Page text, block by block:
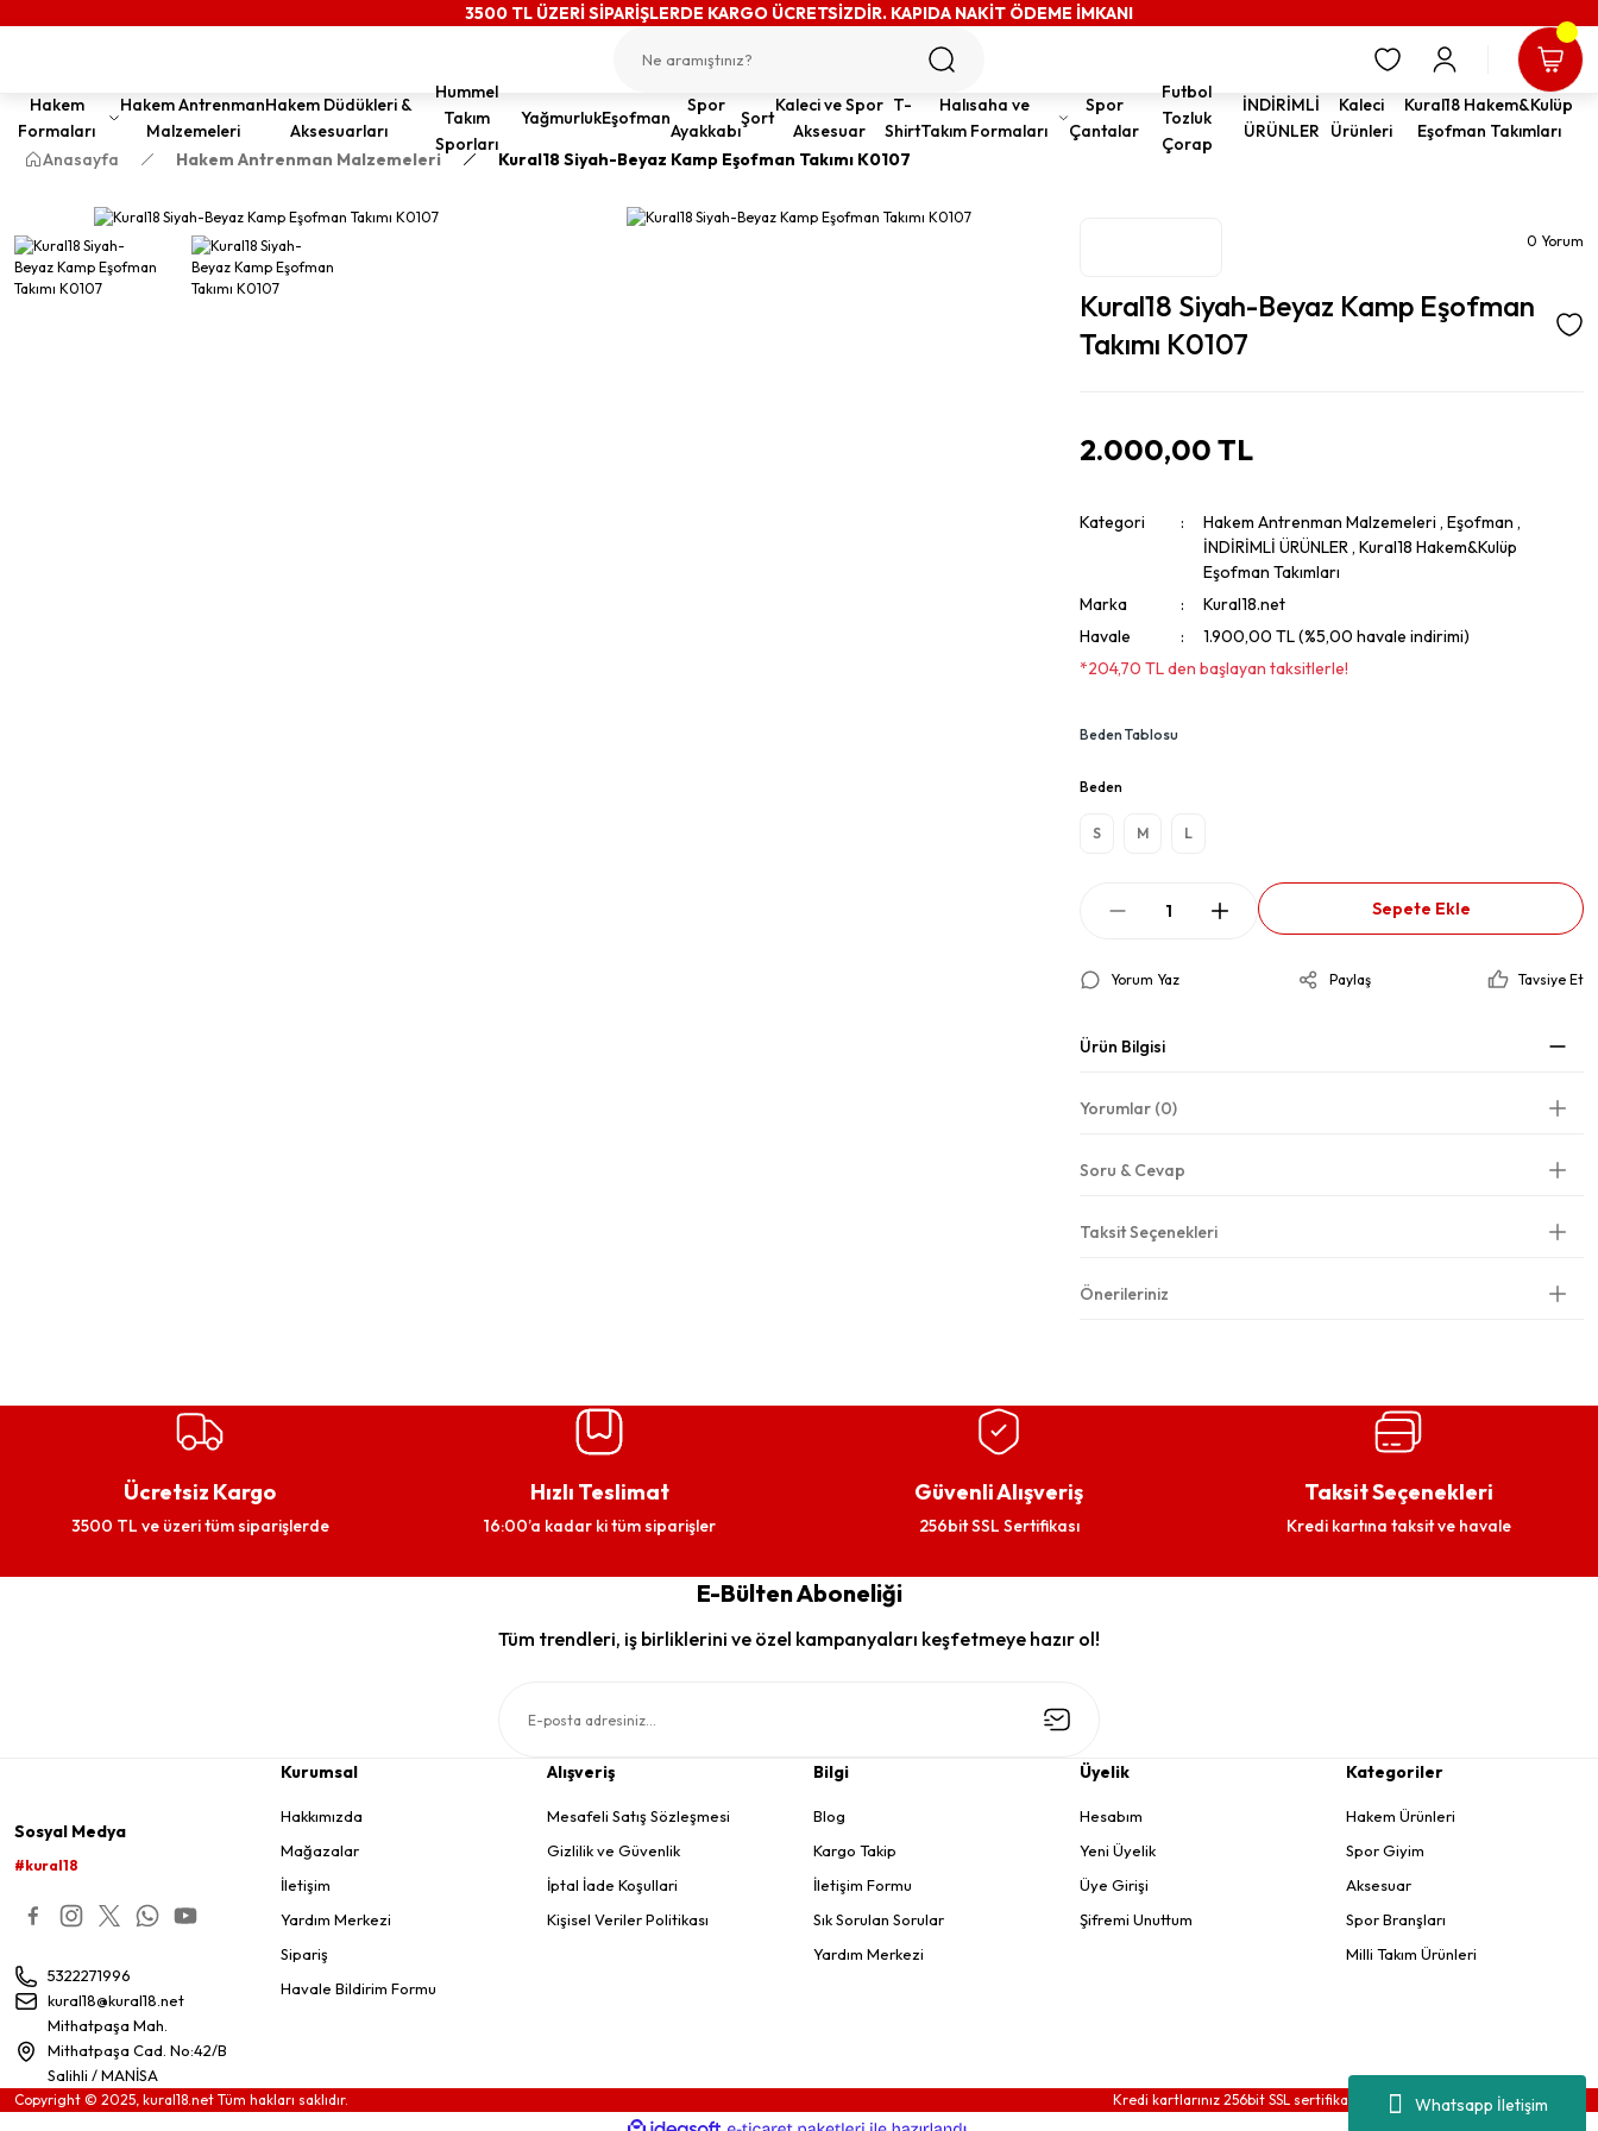
Whatsapp İletişim
3500 TL ÜZERİ SİPARİŞLERDE KARGO ÜCRETSİZDİR. KAPIDA NAKİT ÖDEME İMKANI
Hakem
Formaları
Hakem Antrenman
Malzemeleri
Hakem Düdükleri &
Aksesuarları
Hummel
Takım
Sporları
YağmurlukEşofman
Spor
Ayakkabı
Şort
Kaleci ve Spor
Aksesuar
T-
Shirt
Halısaha ve
Takım Formaları
Spor
Çantalar
Futbol
Tozluk
Çorap
İNDİRİMLİ
ÜRÜNLER
Kaleci
Ürünleri
Kural18 Hakem&Kulüp
Eşofman Takımları
Anasayfa
Hakem Antrenman Malzemeleri Kural18 Siyah-Beyaz Kamp Eşofman Takımı K0107
0 Yorum
Kural18 Siyah-Beyaz Kamp Eşofman
Takımı K0107
2.000,00 TL
Kategori Hakem Antrenman Malzemeleri , Eşofman ,
İNDİRİMLİ ÜRÜNLER, Kural18 Hakem&Kulüp
Eşofman Takımları
Marka
Kural18.net
Havale
1.900,00 TL (%5,00 havale indirimi)
*204,70 TL den başlayan taksitlerle!
Beden Tablosu
Beden
S M L
Sepete Ekle
Yorum Yaz Paylaş Tavsiye Et
Ürün Bilgisi
Yorumlar (0)
Soru & Cevap
Taksit Seçenekleri
Önerileriniz
Ücretsiz Kargo
3500 TL ve üzeri tüm siparişlerde
Hızlı Teslimat
16:00’a kadar ki tüm siparişler
Güvenli Alışveriş
256bit SSL Sertifikası
Taksit Seçenekleri
Kredi kartına taksit ve havale
E-Bülten Aboneliği
Tüm trendleri, iş birliklerini ve özel kampanyaları keşfetmeye hazır ol!
Sosyal Medya
#kural18
5322271996
kural18@kural18.net
Mithatpaşa Mah.
Mithatpaşa Cad. No:42/B
Salihli / MANİSA
Kurumsal
Hakkımızda
Mağazalar
İletişim
Yardım Merkezi
Sipariş
Havale Bildirim Formu
Alışveriş
Mesafeli Satış Sözleşmesi
Gizlilik ve Güvenlik
İptal İade Koşullari
Kişisel Veriler Politikası
Bilgi
Blog
Kargo Takip
İletişim Formu
Sık Sorulan Sorular
Yardım Merkezi
Üyelik
Hesabım
Yeni Üyelik
Üye Girişi
Şifremi Unuttum
Kategoriler
Hakem Ürünleri
Spor Giyim
Aksesuar
Spor Branşları
Milli Takım Ürünleri
Copyright © 2025, kural18.net Tüm hakları saklıdır. Kredi kartlarınız 256bit SSL sertifikası ve 3D güvenlik ile korunmaktadır.